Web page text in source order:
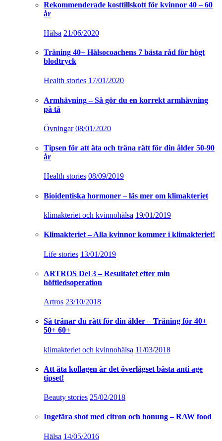
Rekommenderade kosttillskott för kvinnor 40 – 60
år
Hälsa 21/06/2020
Träning 40+ Hälsocoachens 7 bästa råd för högt
blodtryck
Health stories 17/01/2020
Armhävning – Så gör du en korrekt armhävning
på tå
Övningar 08/01/2020
Tipsen för att äta och träna rätt för din ålder 50-90
år
Health stories 08/09/2019
Bioidentiska hormoner – läs mer om klimakteriet
klimakteriet och kvinnohälsa 19/01/2019
Klimakteriet – Alla kvinnor kommer i klimakteriet!
Life stories 13/01/2019
ARTROS Del 3 – Resultatet efter min
höftledsoperation
Artros 23/10/2018
Så tränar du rätt för din ålder – Träning för 40+
50+ 60+
klimakteriet och kvinnohälsa 11/03/2018
Att äta kollagen är det överlägset bästa anti age
tipset!
Beauty stories 25/02/2018
Ingefära shot med citron och honung – RAW food
Hälsa 14/05/2016